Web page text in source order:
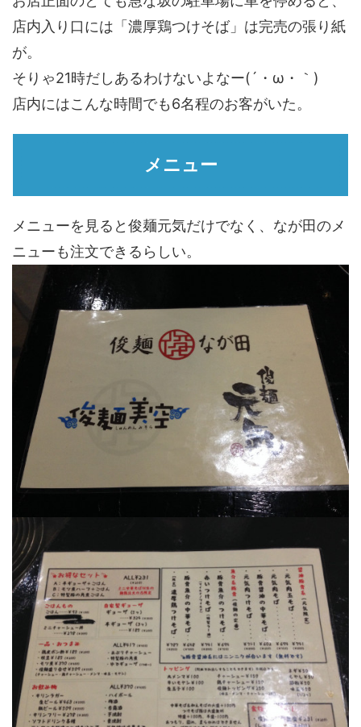
店内入り口には「濃厚鶏つけそば」は完売の張り紙
が。
そりゃ21時だしあるわけないよなー(´・ω・｀)
店内にはこんな時間でも6名程のお客がいた。
メニュー
メニューを見ると俊麺元気だけでなく、なが田のメ
ニューも注文できるらしい。